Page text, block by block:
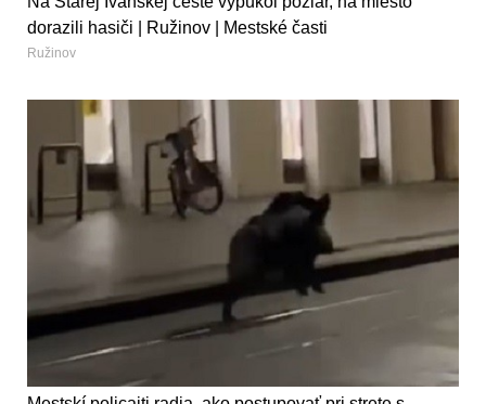
dorazili hasiči | Ružinov | Mestské časti
Ružinov